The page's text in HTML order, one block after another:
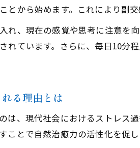
とから始めます。これにより副
れ、現在の感覚や思考に注意を
れています。さらに、毎日10分
る理由とは
は、現代社会におけるストレス
とで自然治癒力の活性化を促し